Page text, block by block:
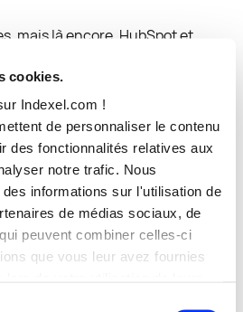
cookies.
Indexel.com !
de personnaliser le contenu
des fonctionnalités relatives aux
notre trafic. Nous
informations sur l'utilisation de
de médias sociaux, de
peuvent combiner celles-ci
que vous leur avez fournies
mais là encore, HubSpot et
Breeze comme l’IA qui
client. Concrètement,
contenu, exécuter des tâches,
et automatiser des
Les Breeze Agents viennent
sur les usages marketing, sales
adopte une approche plus